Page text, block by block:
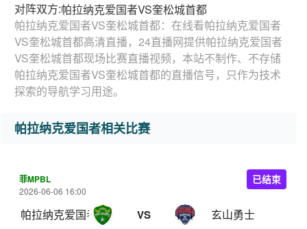
对阵双方:帕拉纳克爱国者VS奎松城首都
帕拉纳克爱国者VS奎松城首都：在线看帕拉纳克爱国者
VS奎松城首都高清直播，24直播网提供帕拉纳克爱国者
VS奎松城首都现场比赛直播视频，本站不制作、不存储
帕拉纳克爱国者VS奎松城首都的直播信号，只作为技术
探索的导航学习用途。
帕拉纳克爱国者相关比赛
菲MPBL
2026-06-06 16:00
帕拉纳克爱国者 VS 玄山勇士
已结束